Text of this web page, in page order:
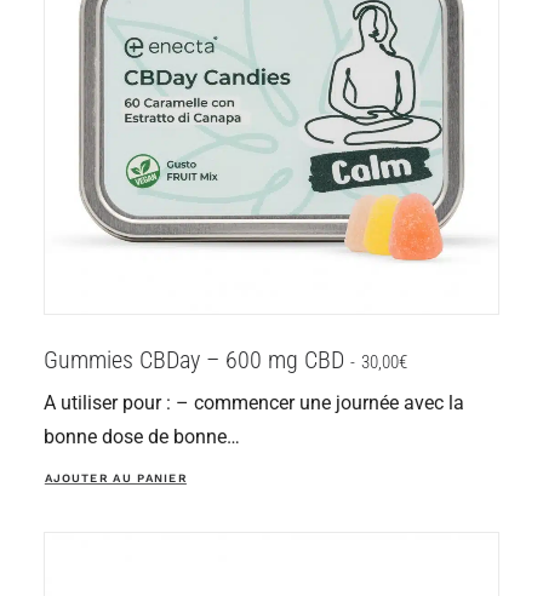
la
page
du
produit
Gummies CBDay – 600 mg CBD 30,00€
A utiliser pour : – commencer une journée avec la
bonne dose de bonne…
AJOUTER AU PANIER